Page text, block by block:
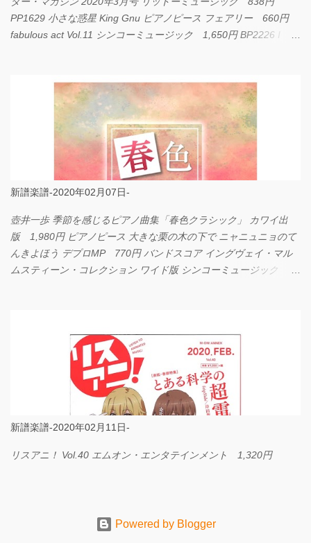
PP1629 小さな惑星 King Gnu ピアノピース フェアリー 660円
fabulous act Vol.11 シンコーミュージック 1,650円 BP2226 I
新譜楽譜-2020年02月07日-
壺井一歩 季節を感じるピアノ曲集「春色クラシック」 カワイ出
版 1,980円 ピアノピース 大きな栗の木の下で ニャニュニョのて
んきよほう デプロMP 770円 バンドスコア イングヴェイ・マル
ムスティーン・コレクション ワイド版 シンコーミュージック
新譜楽譜-2020年02月11日-
リスアニ！ Vol.40 エムオン・エンタテインメント 1,320円
Powered by Blogger